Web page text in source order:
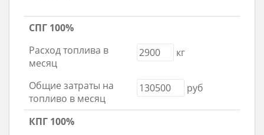
СПГ 100%
Расход топлива в
месяц
кг
Общие затраты на
топливо в месяц
руб
КПГ 100%